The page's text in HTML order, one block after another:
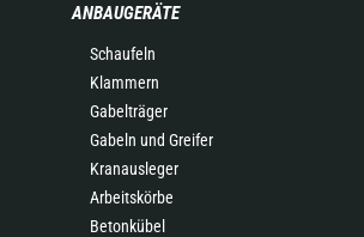
ANBAUGERÄTE
Schaufeln
Klammern
Gabelträger
Gabeln und Greifer
Kranausleger
Arbeitskörbe
Betonkübel